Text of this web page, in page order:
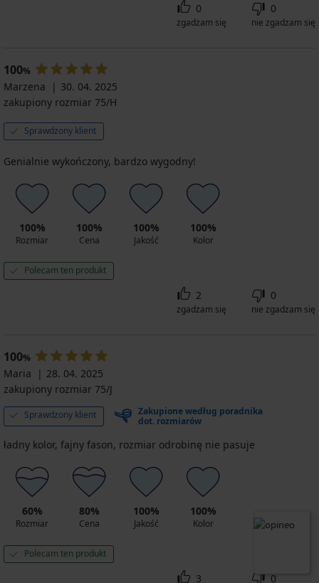
0
zgadzam się
0
nie zgadzam się
100%
Marzena
30. 04. 2025
zakupiony rozmiar 75/H
Sprawdzony klient
Genialnie wykończony, bardzo wygodny!
100%
Rozmiar
100%
Cena
100%
Jakość
100%
Kolor
Polecam ten produkt
2
zgadzam się
0
nie zgadzam się
100%
Maria
28. 04. 2025
zakupiony rozmiar 75/J
Sprawdzony klient
Zakupione według poradnika
dot. rozmiarów
ładny kolor, fajny fason, rozmiar odrobinę nie pasuje
60%
Rozmiar
80%
Cena
100%
Jakość
100%
Kolor
Polecam ten produkt
3 0